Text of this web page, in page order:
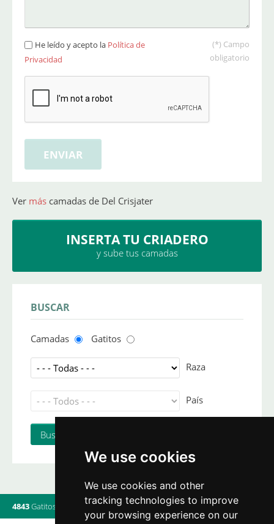
We use cookies
We use cookies and other
tracking technologies to improve
your browsing experience on our
He leído y acepto la Política de
Privacidad
(*) Campo
obligatorio
Ver más camadas de Del Crisjater
INSERTA TU CRIADERO
y sube tus camadas
BUSCAR
Camadas Gatitos
Raza
País
4843Gatitos Camadas|560Criadores|19 Usuarios online